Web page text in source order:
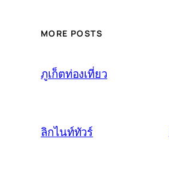
MORE POSTS
ภูเก็ตท่องเที่ยว
ลิกไนท์ทัวร์